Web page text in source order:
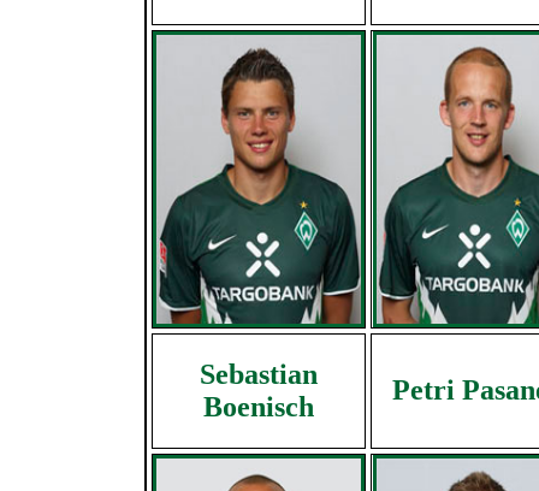
Sebastian
Boenisch
Petri